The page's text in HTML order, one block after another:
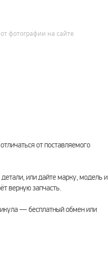
фотографии на сайте
от поставляемого
детали, или дайте марку, модель и
верную запчасть.
— бесплатный обмен или